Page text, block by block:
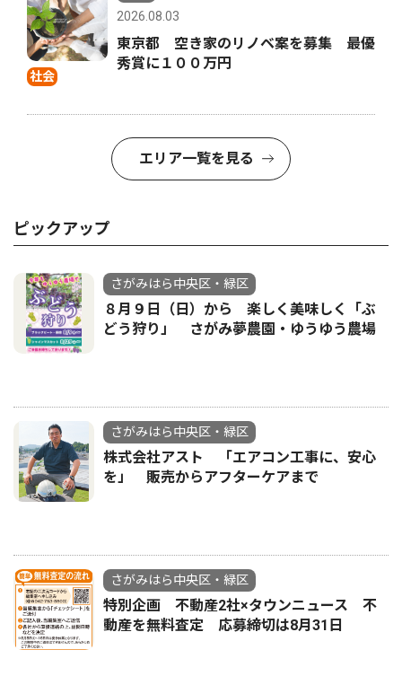
社会
2026.08.03
東京都 空き家のリノベ案を募集 最優
秀賞に１００万円
エリア一覧を見る
ピックアップ
さがみはら中央区・緑区
８月９日（日）から 楽しく美味しく「ぶ
どう狩り」 さがみ夢農園・ゆうゆう農場
さがみはら中央区・緑区
株式会社アスト 「エアコン工事に、安心
を」 販売からアフターケアまで
さがみはら中央区・緑区
特別企画 不動産2社×タウンニュース 不
動産を無料査定 応募締切は8月31日